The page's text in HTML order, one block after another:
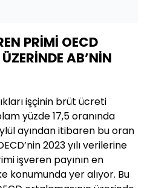
PRİMİ OECD
AB’NİN
işçinin brüt ücreti
yüzde 17,5 oranında
ayından itibaren bu oran
2023 yılı verilerine
işveren payının en
konumunda yer alıyor. Bu